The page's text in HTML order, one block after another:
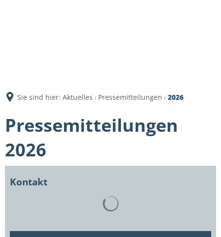
Sie sind hier: Aktuelles Pressemitteilungen 2026
Pressemitteilungen
2026
Kontakt